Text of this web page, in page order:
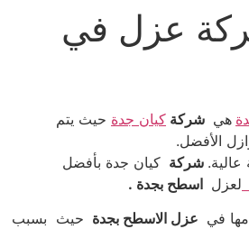
عزل في
هي شركة كيان جدة حيث يتم
الأفضل.
عالية. شركة كيان جدة بأفضل
لعزل اسطح بجدة .
في عزل الاسطح بجدة حيث بسبب